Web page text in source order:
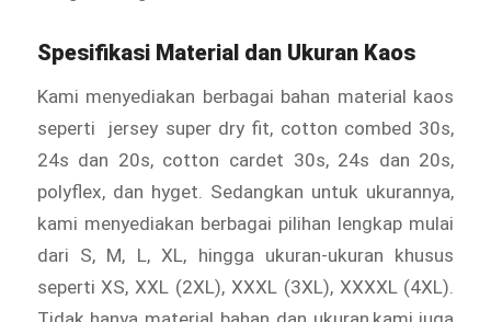
Spesifikasi Material dan Ukuran Kaos
Kami menyediakan berbagai bahan material kaos
seperti jersey super dry fit, cotton combed 30s,
24s dan 20s, cotton cardet 30s, 24s dan 20s,
polyflex, dan hyget. Sedangkan untuk ukurannya,
kami menyediakan berbagai pilihan lengkap mulai
dari S, M, L, XL, hingga ukuran-ukuran khusus
seperti XS, XXL (2XL), XXXL (3XL), XXXXL (4XL).